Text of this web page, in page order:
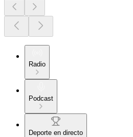
Radio
Podcast
Deporte en directo